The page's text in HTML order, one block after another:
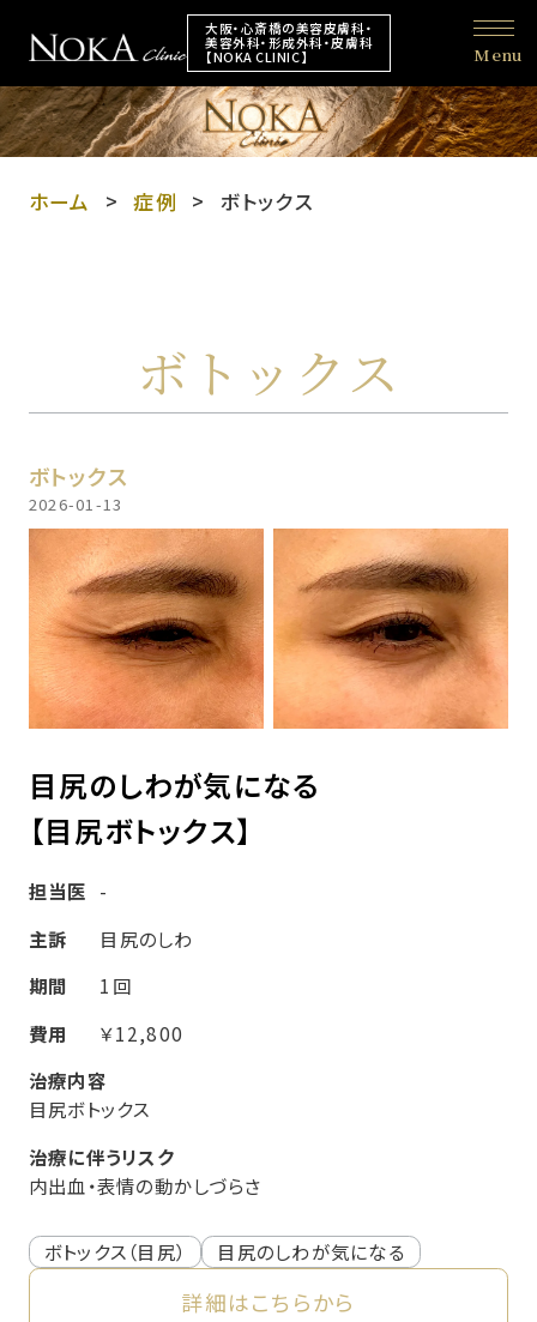
大阪・心斎橋の美容皮膚科・
美容外科・形成外科・皮膚科
【NOKA CLINIC】
Menu
ホーム 症例 ボトックス
ボトックス
ボトックス
2026-01-13
目尻のしわが気になる
【目尻ボトックス】
担当医 -
主訴
目尻のしわ
期間
1回
費用
￥12,800
治療内容
目尻ボトックス
治療に伴うリスク
内出血・表情の動かしづらさ
ボトックス（目尻） 目尻のしわが気になる
詳細はこちらから